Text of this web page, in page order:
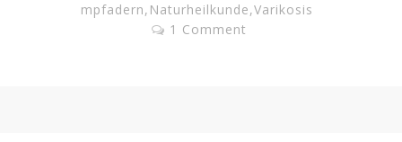
mpfadern, Naturheilkunde,Varikosis
1 Comment